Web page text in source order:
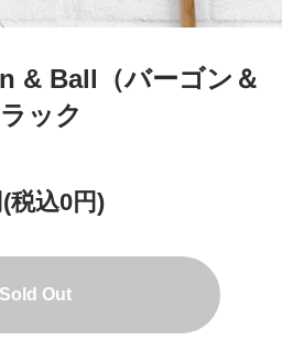
& Ball（バーゴン＆
ック
税込0円)
Sold Out